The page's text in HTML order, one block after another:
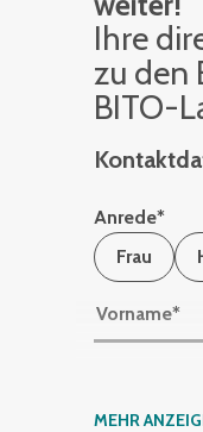
Ihre
zu den
BITO-
Anrede*
Frau
Vorname*
Nachname*
MEHR